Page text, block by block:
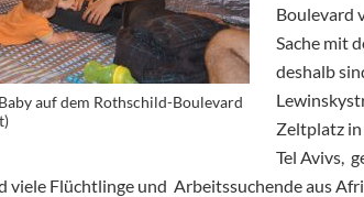
auf dem Rothschild-Boulevard
Boulevard
Sache mit
deshalb
Zeltplatz
Tel Avivs,
viele Flüchtlinge und Arbeitssuchende aus